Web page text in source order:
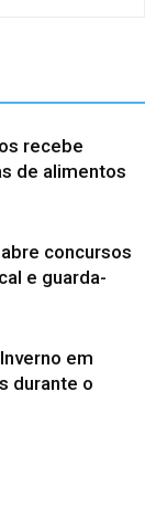
recebe
de alimentos
concursos
e guarda-
em
durante o